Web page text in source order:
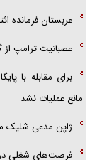
عربستان فرمانده
عصبانیت ترامپ از
برای مقابله با
مانع عملیات نشد
ژاپن مدعی شلیک
فرصت‌های شغلی